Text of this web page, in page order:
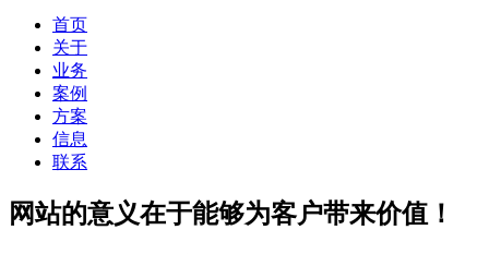
首页
关于
业务
案例
方案
信息
联系
网站的意义在于能够为客户带来价值！